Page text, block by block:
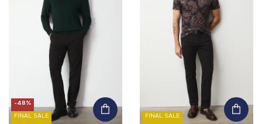
-48%
FINAL SALE
FINAL SALE